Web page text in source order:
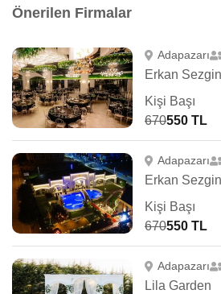
Önerilen Firmalar
Adapazarı
Kişi Başı
670550 TL
Adapazarı
Kişi Başı
670550 TL
Adapazarı
Lila Garden